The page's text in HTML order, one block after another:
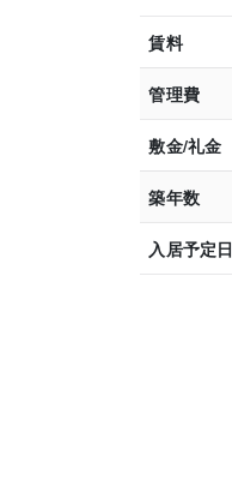
賃料
管理費
敷金/礼金
築年数
入居予定日